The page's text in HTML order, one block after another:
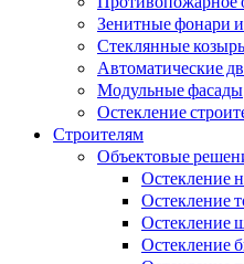
Зенитные фонари
Стеклянные
Автоматические
Модульные фасады
Остекление
Строителям
Объектовые
Остекление
Остекление
Остекление
Остекление